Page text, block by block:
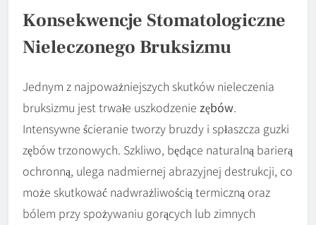
Konsekwencje Stomatologiczne
Nieleczonego Bruksizmu
Jednym z najpoważniejszych skutków nieleczenia
bruksizmu jest trwałe uszkodzenie zębów.
Intensywne ścieranie tworzy bruzdy i spłaszcza guzki
zębów trzonowych. Szkliwo, będące naturalną barierą
ochronną, ulega nadmiernej abrazyjnej destrukcji, co
może skutkować nadwrażliwością termiczną oraz
bólem przy spożywaniu gorących lub zimnych